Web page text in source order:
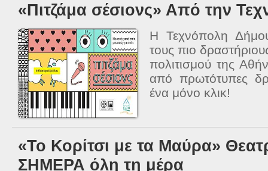
«Πιτζάμα σέσιονς» Από την
Η Τεχνόπολη
τους πιο
πολιτισμού της
από πρωτότυπες
ένα μόνο κλικ!
«Το Κορίτσι με τα Μαύρα»
ΣΗΜΕΡΑ όλη τη μέρα